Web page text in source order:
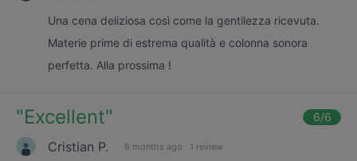
Una cena deliziosa così come la gentilezza ricevuta.
Materie prime di estrema qualità e colonna sonora
perfetta. Alla prossima !
"Excellent" 6/6
Cristian P. 6 months ago · 1 review